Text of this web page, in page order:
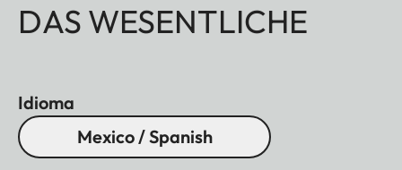
DAS WESENTLICHE
Idioma
Mexico / Spanish